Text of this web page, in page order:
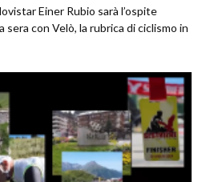
Einer Rubio sarà l’ospite
con Velò, la rubrica di ciclismo in